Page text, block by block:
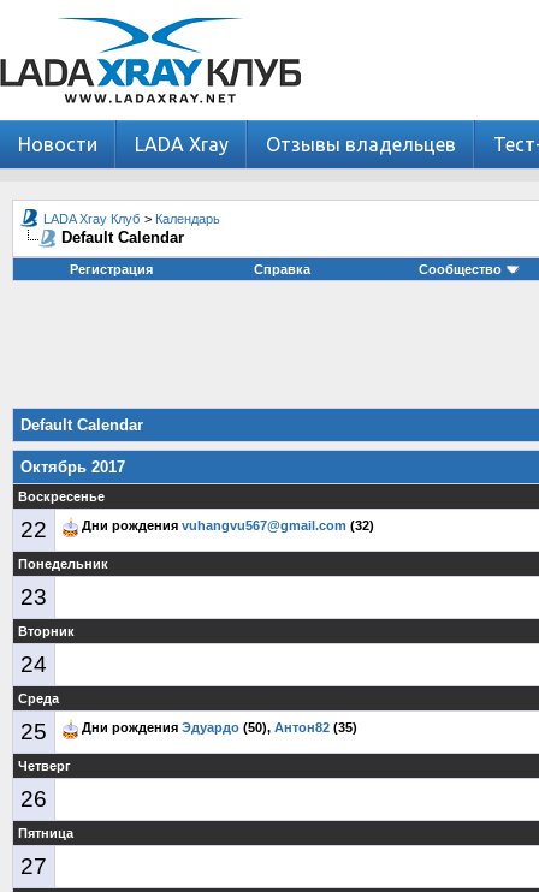
Новости LADA Xray Отзывы владельцев
LADA Xray Клуб > Календарь
Default Calendar
Регистрация Справка Сообщество
Default Calendar
Октябрь 2017
Воскресенье
22 Дни рождения vuhangvu567@gmail.com (32)
Понедельник
23
Вторник
24
Среда
25 Дни рождения Эдуардо (50), Антон82 (35)
Четверг
26
Пятница
27